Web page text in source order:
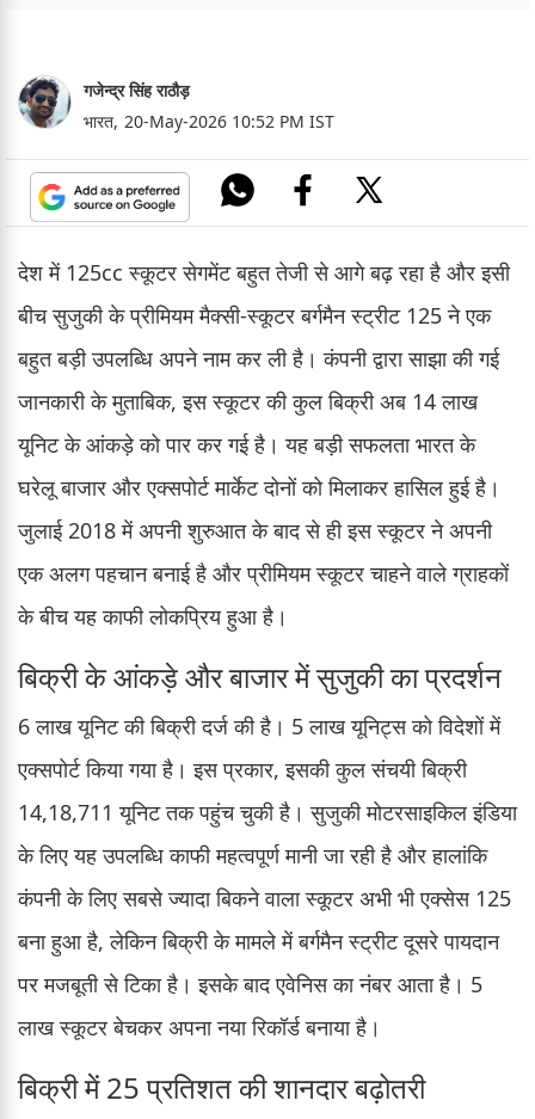
गजेन्द्र सिंह राठौड़
भारत, 20-May-2026 10:52 PM IST
देश में 125cc स्कूटर सेगमेंट बहुत तेजी से आगे बढ़ रहा है और इसी
बीच सुजुकी के प्रीमियम मैक्सी-स्कूटर बर्गमैन स्ट्रीट 125 ने एक
बहुत बड़ी उपलब्धि अपने नाम कर ली है। कंपनी द्वारा साझा की गई
जानकारी के मुताबिक, इस स्कूटर की कुल बिक्री अब 14 लाख
यूनिट के आंकड़े को पार कर गई है। यह बड़ी सफलता भारत के
घरेलू बाजार और एक्सपोर्ट मार्केट दोनों को मिलाकर हासिल हुई है।
जुलाई 2018 में अपनी शुरुआत के बाद से ही इस स्कूटर ने अपनी
एक अलग पहचान बनाई है और प्रीमियम स्कूटर चाहने वाले ग्राहकों
के बीच यह काफी लोकप्रिय हुआ है।
बिक्री के आंकड़े और बाजार में सुजुकी का प्रदर्शन
6 लाख यूनिट की बिक्री दर्ज की है। 5 लाख यूनिट्स को विदेशों में
एक्सपोर्ट किया गया है। इस प्रकार, इसकी कुल संचयी बिक्री
14,18,711 यूनिट तक पहुंच चुकी है। सुजुकी मोटरसाइकिल इंडिया
के लिए यह उपलब्धि काफी महत्वपूर्ण मानी जा रही है और हालांकि
कंपनी के लिए सबसे ज्यादा बिकने वाला स्कूटर अभी भी एक्सेस 125
बना हुआ है, लेकिन बिक्री के मामले में बर्गमैन स्ट्रीट दूसरे पायदान
पर मजबूती से टिका है। इसके बाद एवेनिस का नंबर आता है। 5
लाख स्कूटर बेचकर अपना नया रिकॉर्ड बनाया है।
बिक्री में 25 प्रतिशत की शानदार बढ़ोतरी